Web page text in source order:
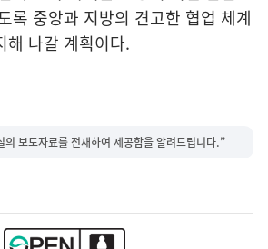
록 중앙과 지방의 견고한 협업 체계
해 나갈 계획이다.
의 보도자료를 전재하여 제공함을 알려드립니다.”